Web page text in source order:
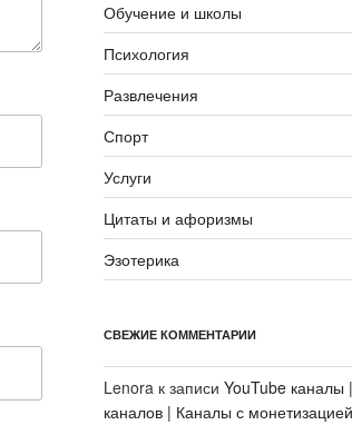
Обучение и школы
Психология
Развлечения
Спорт
Услуги
Цитаты и афоризмы
Эзотерика
СВЕЖИЕ КОММЕНТАРИИ
Lenoraк записи YouTube
каналов | Каналы с